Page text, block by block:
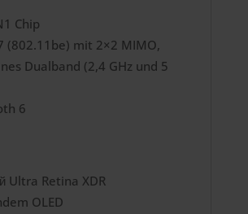
Chip
(802.11be) mit 2×2 MIMO,
Dualband (2,4 GHz und 5
6
Ultra Retina XDR
OLED